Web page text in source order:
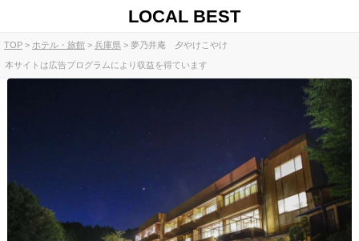
LOCAL BEST
TOP ホテル・旅館 兵庫県 夢乃井庵 夕やけこやけ
本サイトは広告プログラムにより収益を得ています